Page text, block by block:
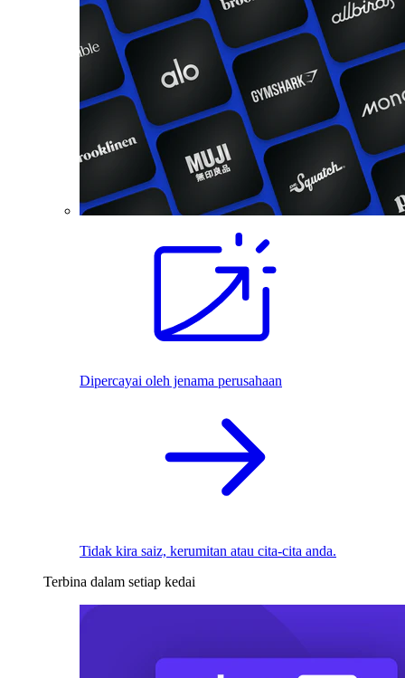
Dipercayai oleh jenama perusahaan
Tidak kira saiz, kerumitan atau cita-cita anda.
Terbina dalam setiap kedai